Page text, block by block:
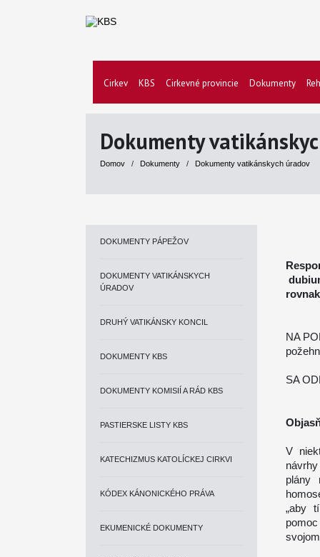
Cirkev KBS Cirkevné provincie Dokumenty
Dokumenty
Domov / Dokumenty / Dokumenty vatikánskych úradov
DOKUMENTY PÁPEŽOV
DOKUMENTY VATIKÁNSKYCH
ÚRADOV
DRUHÝ VATIKÁNSKY KONCIL
DOKUMENTY KBS
DOKUMENTY KOMISIÍ A RÁD KBS
PASTIERSKE LISTY KBS
KATECHIZMUS KATOLÍCKEJ CIRKVI
KÓDEX KÁNONICKÉHO PRÁVA
EKUMENICKÉ DOKUMENTY
NA
SA
V
plány
„aby